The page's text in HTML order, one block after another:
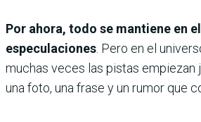
Por ahora, todo se mantiene en
especulaciones. Pero en el
muchas veces las pistas empiezan
una foto, una frase y un rumor que